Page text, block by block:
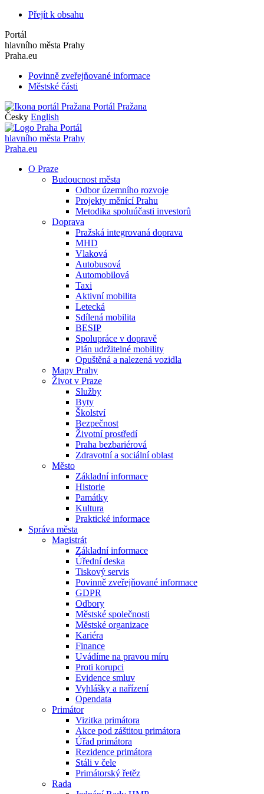
Přejít k obsahu
Portál
hlavního města Prahy
Praha.eu
Povinně zveřejňované informace
Městské části
Portál Pražana
Česky English
Portál
hlavního města Prahy
Praha.eu
O Praze
Budoucnost města
Odbor územního rozvoje
Projekty měnící Prahu
Metodika spoluúčasti investorů
Doprava
Pražská integrovaná doprava
MHD
Vlaková
Autobusová
Automobilová
Taxi
Aktivní mobilita
Letecká
Sdílená mobilita
BESIP
Spolupráce v dopravě
Plán udržitelné mobility
Opuštěná a nalezená vozidla
Mapy Prahy
Život v Praze
Služby
Byty
Školství
Bezpečnost
Životní prostředí
Praha bezbariérová
Zdravotní a sociální oblast
Město
Základní informace
Historie
Památky
Kultura
Praktické informace
Správa města
Magistrát
Základní informace
Úřední deska
Tiskový servis
Povinně zveřejňované informace
GDPR
Odbory
Městské společnosti
Městské organizace
Kariéra
Finance
Uvádíme na pravou míru
Proti korupci
Evidence smluv
Vyhlášky a nařízení
Opendata
Primátor
Vizitka primátora
Akce pod záštitou primátora
Úřad primátora
Rezidence primátora
Stáli v čele
Primátorský řetěz
Rada